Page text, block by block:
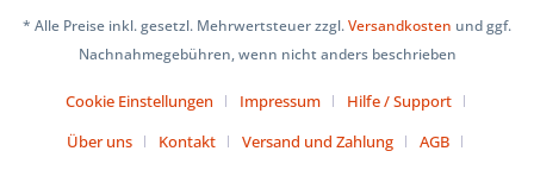
* Alle Preise inkl. gesetzl. Mehrwertsteuer zzgl.Versandkosten und ggf.
Nachnahmegebühren, wenn nicht anders beschrieben
Cookie Einstellungen Impressum
Hilfe / Support
Über uns
Kontakt Versand und Zahlung
AGB